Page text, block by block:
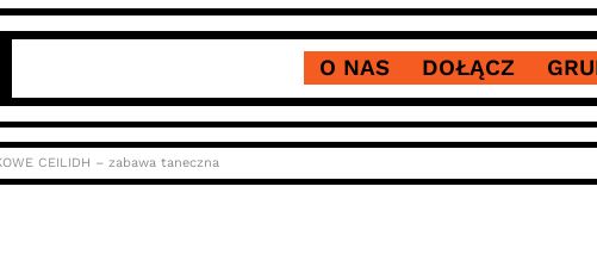
O NAS DOŁĄCZ
CEILIDH – zabawa taneczna